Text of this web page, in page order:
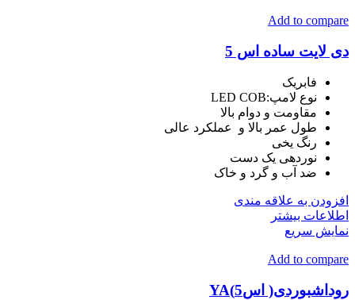
Add to compare
دی لایت ساده اس 5
فابریک
نوع لامپ:
LED COB
مقاومت و دوام بالا
طول عمر بالا و عملکرد عالی
رنگ یخی
نوردهی یک دست
ضد آب و گرد و خاک
افزودن به علاقه مندی
اطلاعات بیشتر
نمایش سریع
Add to compare
روداشبوردی( اس5)YA